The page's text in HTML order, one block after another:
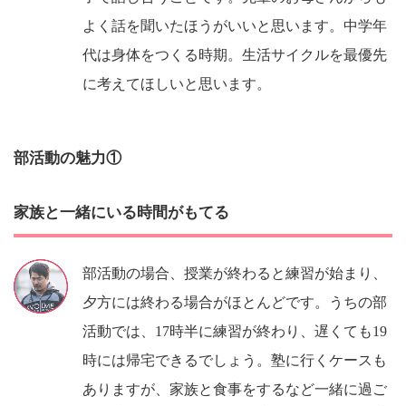
よく話を聞いたほうがいいと思います。中学年
代は身体をつくる時期。生活サイクルを最優先
に考えてほしいと思います。
部活動の魅力①
家族と一緒にいる時間がもてる
部活動の場合、授業が終わると練習が始まり、
夕方には終わる場合がほとんどです。うちの部
活動では、17時半に練習が終わり、遅くても19
時には帰宅できるでしょう。塾に行くケースも
ありますが、家族と食事をするなど一緒に過ご